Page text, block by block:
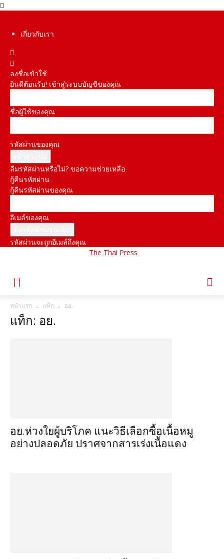
เกี่ยวกับเรา
ลงชื่อเข้าใช้
ยินดีต้อนรับ! เข้าสู่ระบบบัญชีของคุณ
ชื่อผู้ใช้ของคุณ
รหัสผ่านของคุณ
ลืมรหัสผ่านหรือไม่? ขอความช่วยเหลือ
กู้คืนรหัสผ่าน
กู้คืนรหัสผ่านของคุณ
อีเมล์ของคุณ
รหัสผ่านจะถูกอีเมล์ถึงคุณ
The Thai Press
หน้าแรก แท็ก อย.
แท็ก: อย.
อย.ห่วงใยผู้บริโภค แนะวิธีเลือกซื้อเนื้อหมู
อย่างปลอดภัย ปราศจากสารเร่งเนื้อแดง